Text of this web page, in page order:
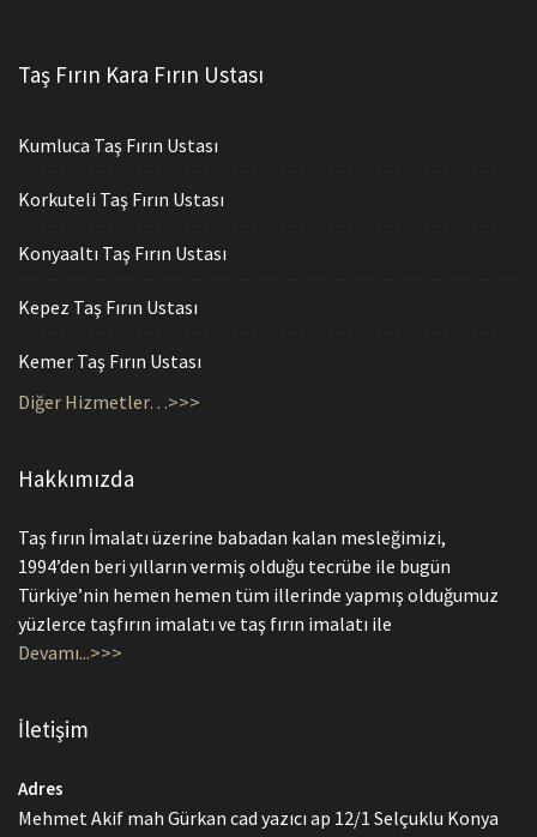
Taş Fırın Kara Fırın Ustası
Kumluca Taş Fırın Ustası
Korkuteli Taş Fırın Ustası
Konyaaltı Taş Fırın Ustası
Kepez Taş Fırın Ustası
Kemer Taş Fırın Ustası
Diğer Hizmetler…>>>
Hakkımızda
Taş fırın İmalatı üzerine babadan kalan mesleğimizi,
1994’den beri yılların vermiş olduğu tecrübe ile bugün
Türkiye’nin hemen hemen tüm illerinde yapmış olduğumuz
yüzlerce taşfırın imalatı ve taş fırın imalatı ile
Devamı...>>>
İletişim
Adres
Mehmet Akif mah Gürkan cad yazıcı ap 12/1 Selçuklu Konya